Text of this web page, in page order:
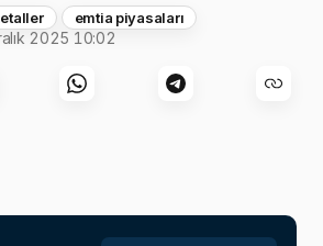
emtia piyasaları
2025 10:02